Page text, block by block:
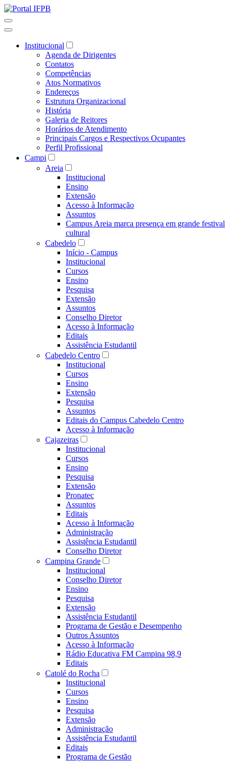
Institucional
Agenda de Dirigentes
Contatos
Competências
Atos Normativos
Endereços
Estrutura Organizacional
História
Galeria de Reitores
Horários de Atendimento
Principais Cargos e Respectivos Ocupantes
Perfil Profissional
Campi
Areia
Institucional
Ensino
Extensão
Acesso à Informação
Assuntos
Campus Areia marca presença em grande festival
cultural
Cabedelo
Início - Campus
Institucional
Cursos
Ensino
Pesquisa
Extensão
Assuntos
Conselho Diretor
Acesso à Informação
Editais
Assistência Estudantil
Cabedelo Centro
Institucional
Cursos
Ensino
Extensão
Pesquisa
Assuntos
Editais do Campus Cabedelo Centro
Acesso à Informação
Cajazeiras
Institucional
Cursos
Ensino
Pesquisa
Extensão
Pronatec
Assuntos
Editais
Acesso à Informação
Administração
Assistência Estudantil
Conselho Diretor
Campina Grande
Institucional
Conselho Diretor
Ensino
Pesquisa
Extensão
Assistência Estudantil
Programa de Gestão e Desempenho
Outros Assuntos
Acesso à Informação
Rádio Educativa FM Campina 98,9
Editais
Catolé do Rocha
Institucional
Cursos
Ensino
Pesquisa
Extensão
Administração
Assistência Estudantil
Editais
Programa de Gestão